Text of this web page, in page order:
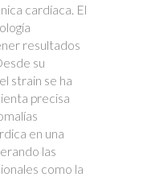
cardíaca. El
resultados
su
strain se ha
precisa
en una
las
como la